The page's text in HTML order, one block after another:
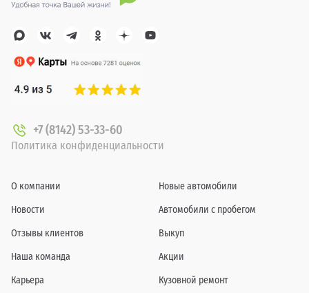
+7 (8142) 53-33-60
Политика конфиденциальности
О компании
Новости
Отзывы клиентов
Наша команда
Карьера
Новые автомобили
Автомобили с пробегом
Выкуп
Акции
Кузовной ремонт